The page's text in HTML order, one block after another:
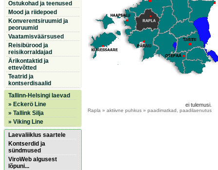
Ostukohad ja teenused
Mood ja riidepoed
Konverentsiruumid ja
peoruumid
Vaatamisväärsused
Reisibürood ja
reisikorraldajad
Ärikontaktid ja
ettevõtted
Teatrid ja
kontserdisaalid
Tallinn-Helsingi laevad
» Eckerö Line
» Tallink Silja
» Viking Line
Laevaliiklus saartele
Kontserdid ja
sündmused
ViroWeb algusest
lõpuni...
ei tulemusi.
Rapla » aktiivne puhkus » paadimatkad, paadilaenutus